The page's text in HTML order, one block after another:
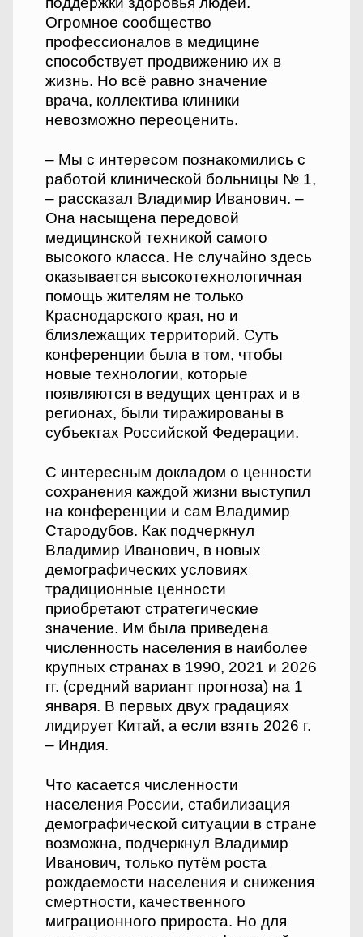
Огромное сообщество
профессионалов в медицине
способствует продвижению их в
жизнь. Но всё равно значение
врача, коллектива клиники
невозможно переоценить.
– Мы с интересом познакомились с
работой клинической больницы № 1,
– рассказал Владимир Иванович. –
Она насыщена передовой
медицинской техникой самого
высокого класса. Не случайно здесь
оказывается высокотехнологичная
помощь жителям не только
Краснодарского края, но и
близлежащих территорий. Суть
конференции была в том, чтобы
новые технологии, которые
появляются в ведущих центрах и в
регионах, были тиражированы в
субъектах Российской Федерации.
С интересным докладом о ценности
сохранения каждой жизни выступил
на конференции и сам Владимир
Стародубов. Как подчеркнул
Владимир Иванович, в новых
демографических условиях
традиционные ценности
приобретают стратегические
значение. Им была приведена
численность населения в наиболее
крупных странах в 1990, 2021 и 2026
гг. (средний вариант прогноза) на 1
января. В первых двух градациях
лидирует Китай, а если взять 2026 г.
– Индия.
Что касается численности
населения России, стабилизация
демографической ситуации в стране
возможна, подчеркнул Владимир
Иванович, только путём роста
рождаемости населения и снижения
смертности, качественного
миграционного прироста. Но для